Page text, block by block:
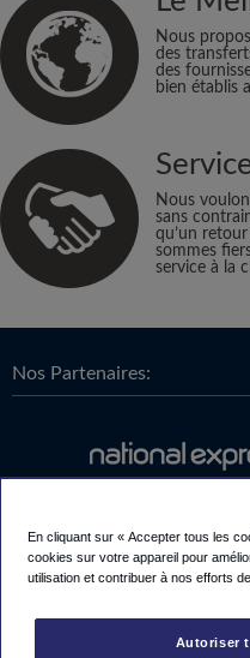
Nous
des
des
bien établis
Nous
sans
qu’un
sommes
service à la
Nos Partenaires:
En cliquant sur « Accepter tous les
cookies sur votre appareil pour
utilisation et contribuer à nos efforts
Autoriser